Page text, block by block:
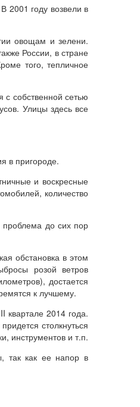
2001 году возвели в
овощам и зелени.
России, в стране
того, тепличное
с собственной сетью
Улицы здесь все
в пригороде.
и воскресные
количество
проблема до сих пор
обстановка в этом
розой ветров
достается
к лучшему.
квартале 2014 года.
столкнуться
инструментов и т.п.
так как ее напор в